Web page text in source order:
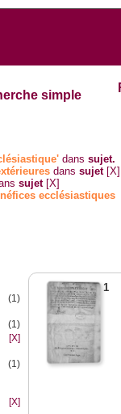
simple
danssujet.
danssujet [X]
sujet [X]
ecclésiastiques
(1)
(1)
[X]
(1)
[X]
1